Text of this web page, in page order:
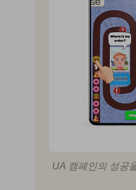
UA 캠페인의 성공